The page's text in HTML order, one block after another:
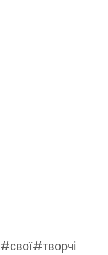
#свої#творчі